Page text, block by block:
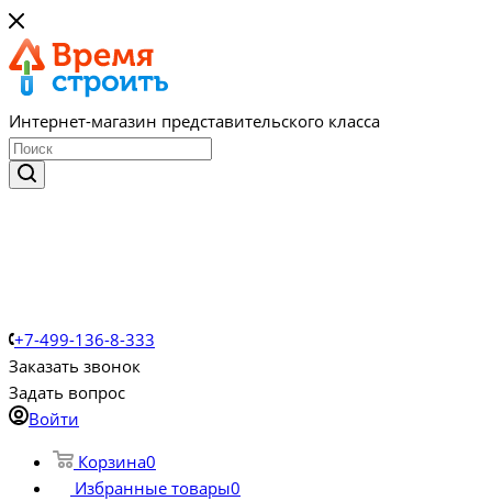
Интернет-магазин представительского класса
+7-499-136-8-333
Заказать звонок
Задать вопрос
Войти
Корзина0
Избранные товары0